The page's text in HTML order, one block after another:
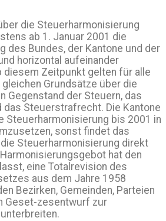
die Steuerharmonisierung
ab 1. Januar 2001 die
des Bundes, der Kantone und der
horizontal aufeinander
diesem Zeitpunkt gelten für alle
Grundsätze über die
Gegenstand der Steuern, das
Steuerstrafrecht. Die Kantone
Steuerharmonisierung bis 2001 in
sonst findet das
Steuerharmonisierung direkt
hat den
eine Totalrevision des
aus dem Jahre 1958
Bezirken, Gemeinden, Parteien
Geset-zesentwurf zur